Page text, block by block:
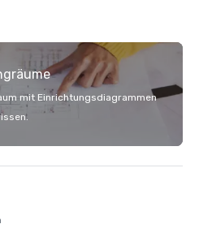
mit Einrichtungsdiagrammen